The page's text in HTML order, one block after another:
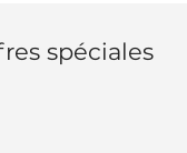
spéciales